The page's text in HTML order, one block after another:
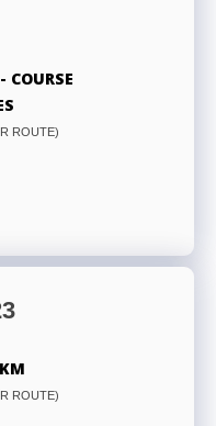
COURSE
ROUTE)
ROUTE)